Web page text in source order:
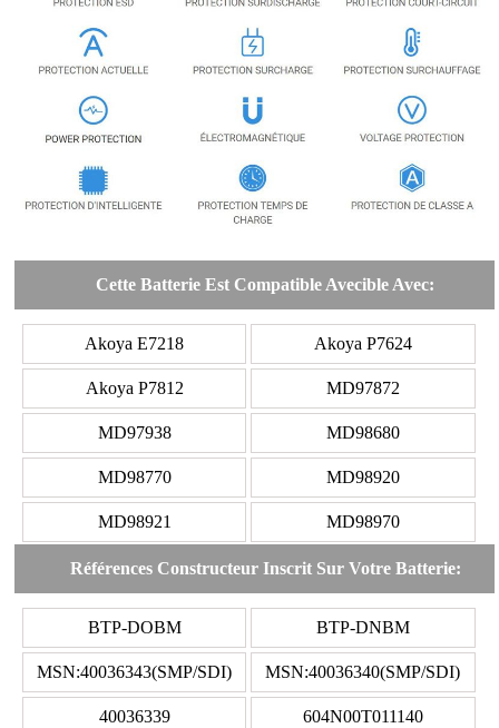
Cette Batterie Est Compatible Avecible Avec:
Akoya E7218 Akoya P7624
Akoya P7812 MD97872
MD97938 MD98680
MD98770 MD98920
MD98921 MD98970
Références Constructeur Inscrit Sur Votre Batterie:
BTP-DOBM BTP-DNBM
MSN:40036343(SMP/SDI) MSN:40036340(SMP/SDI)
40036339 604N00T011140